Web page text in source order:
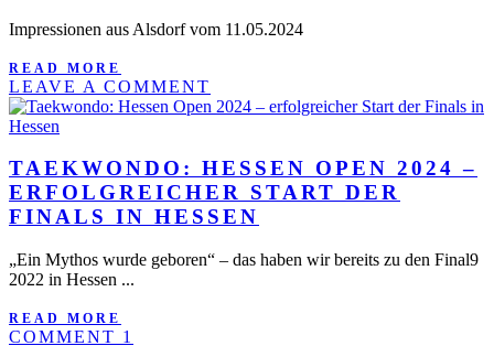
Impressionen aus Alsdorf vom 11.05.2024
READ MORE
LEAVE A COMMENT
TAEKWONDO: HESSEN OPEN 2024 –
ERFOLGREICHER START DER
FINALS IN HESSEN
„Ein Mythos wurde geboren“ – das haben wir bereits zu den Final9
2022 in Hessen ...
READ MORE
COMMENT 1